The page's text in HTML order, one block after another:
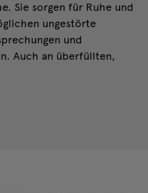
Sie sorgen für Ruhe und
ungestörte
und
Auch an überfüllten,